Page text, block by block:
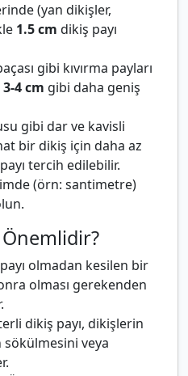
(yan dikişler,
1.5 cm dikiş payı
gibi kıvırma payları
3-4 cm gibi daha geniş
gibi dar ve kavisli
bir dikiş için daha az
tercih edilebilir.
(örn: santimetre)
Önemlidir?
olmadan kesilen bir
olması gerekenden
dikiş payı, dikişlerin
sökülmesini veya